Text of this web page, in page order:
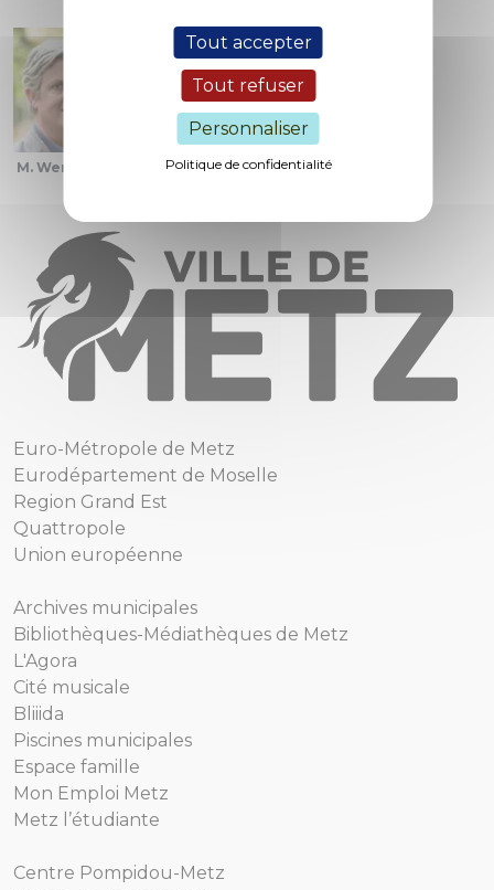
Tout accepter
Tout refuser
Personnaliser
Politique de confidentialité
M. Wendling Mme. Thomas
Euro-Métropole de Metz
Eurodépartement de Moselle
Region Grand Est
Quattropole
Union européenne
Archives municipales
Bibliothèques-Médiathèques de Metz
L'Agora
Cité musicale
Bliiida
Piscines municipales
Espace famille
Mon Emploi Metz
Metz l’étudiante
Centre Pompidou-Metz